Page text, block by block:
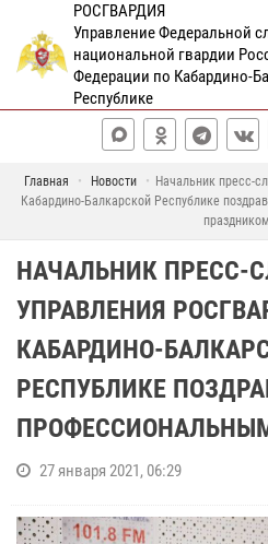
РОСГВАРДИЯ
Управление Федеральной
национальной гвардии
Федерации по Кабардино-
Республике
Главная Новости
Начальник пресс-
Кабардино-Балкарской Республике
праздником
НАЧАЛЬНИК ПРЕСС-
УПРАВЛЕНИЯ
КАБАРДИНО-
РЕСПУБЛИКЕ
27 января 2021, 06:29